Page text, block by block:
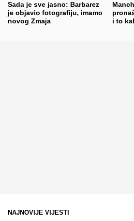
Sada je sve jasno: Barbarez
je objavio fotografiju, imamo
novog Zmaja
i to
NAJNOVIJE VIJESTI